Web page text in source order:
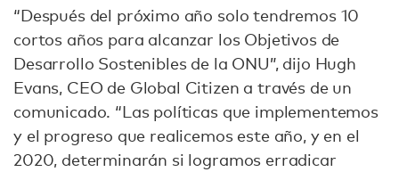
“Después del próximo año solo tendremos 10
cortos años para alcanzar los Objetivos de
Desarrollo Sostenibles de la ONU”, dijo Hugh
Evans, CEO de Global Citizen a través de un
comunicado. “Las políticas que implementemos
y el progreso que realicemos este año, y en el
2020, determinarán si logramos erradicar